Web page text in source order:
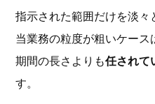
指示された範囲だけを淡々
当業務の粒度が粗いケース
期間の長さよりも任されて
す。